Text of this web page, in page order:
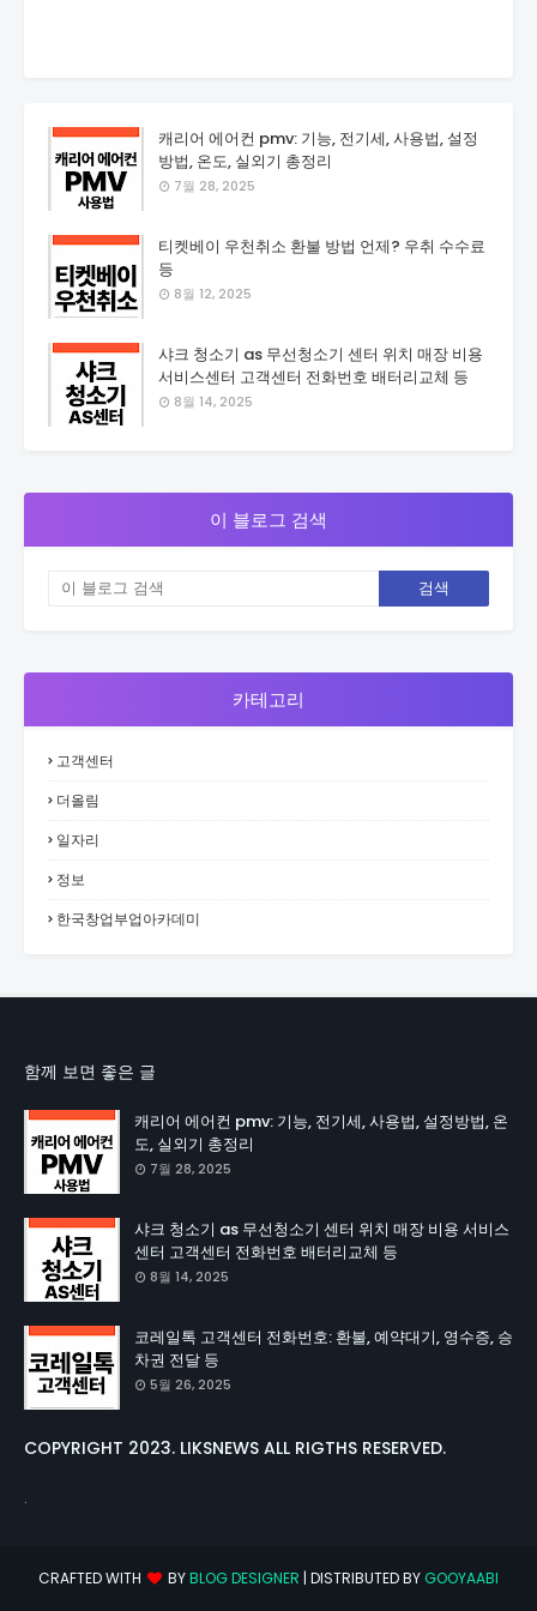
캐리어 에어컨 pmv: 기능, 전기세, 사용법, 설정
방법, 온도, 실외기 총정리
7월 28, 2025
티켓베이 우천취소 환불 방법 언제? 우취 수수료
등
8월 12, 2025
샤크 청소기 as 무선청소기 센터 위치 매장 비용
서비스센터 고객센터 전화번호 배터리교체 등
8월 14, 2025
이 블로그 검색
카테고리
고객센터
더올림
일자리
정보
한국창업부업아카데미
함께 보면 좋은 글
캐리어 에어컨 pmv: 기능, 전기세, 사용법, 설정방법, 온
도, 실외기 총정리
7월 28, 2025
샤크 청소기 as 무선청소기 센터 위치 매장 비용 서비스
센터 고객센터 전화번호 배터리교체 등
8월 14, 2025
코레일톡 고객센터 전화번호: 환불, 예약대기, 영수증, 승
차권 전달 등
5월 26, 2025
COPYRIGHT 2023. LIKSNEWS ALL RIGTHS RESERVED.
.
CRAFTED WITH BYBLOG DESIGNER | DISTRIBUTED BY GOOYAABI